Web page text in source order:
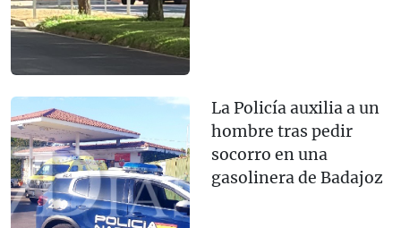
La Policía auxilia a un
hombre tras pedir
socorro en una
gasolinera de Badajoz